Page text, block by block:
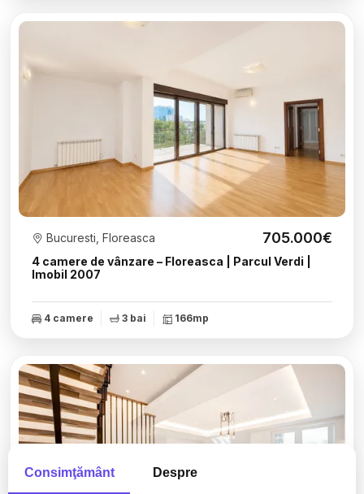
4 camere de vânzare – Floreasca | Parcul Verdi |
Imobil 2007
Bucuresti, Floreasca 705.000€
4 camere 3 bai 166mp
Consimţământ Despre